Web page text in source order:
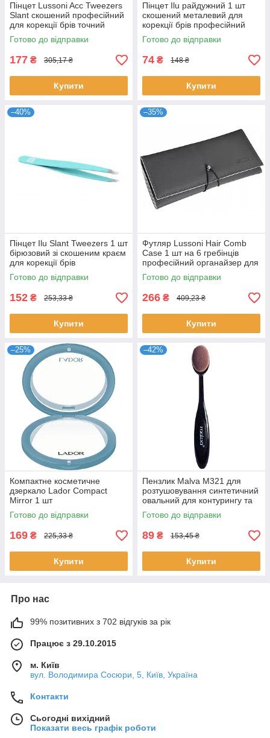
Пінцет Lussoni Acc Tweezers
Slant скошений професійний
для корекції брів точний
металевий Луссоні
Готово до відправки
177 ₴ 305,17 ₴
Купити
Пінцет Ilu райдужний 1 шт
скошений металевий для
корекції брів професійний
інструмент Ілу
Готово до відправки
74 ₴ 148 ₴
Купити
–40%
Пінцет Ilu Slant Tweezers 1 шт
бірюзовий зі скошеним краєм
для корекції брів
професійний сталевий Ілу
Готово до відправки
152 ₴ 253,33 ₴
Купити
–35%
Футляр Lussoni Hair Comb
Case 1 шт на 6 гребінців
професійний органайзер для
перукаря чохол Луссоні
Готово до відправки
266 ₴ 409,23 ₴
Купити
–25%
Компактне косметичне
дзеркало Lador Compact
Mirror 1 шт
Готово до відправки
169 ₴ 225,33 ₴
Купити
–42%
Пензлик Malva M321 для
розтушовування синтетичний
овальний для контурингу та
кремових продуктів Мальва
Готово до відправки
89 ₴ 153,45 ₴
Купити
Про нас
99% позитивних з 702 відгуків за рік
Працює з 29.10.2015
м. Київ
вул. Володимира Сосюри, 5, Київ, Україна
Контакти
Сьогодні вихідний
Показати весь графік роботи